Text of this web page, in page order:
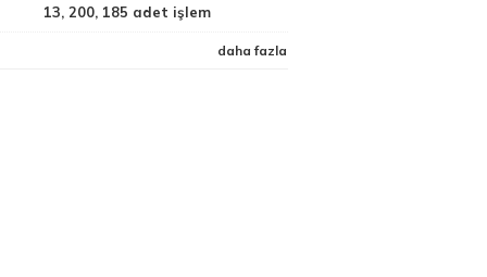
13, 200, 185 adet işlem
daha fazla